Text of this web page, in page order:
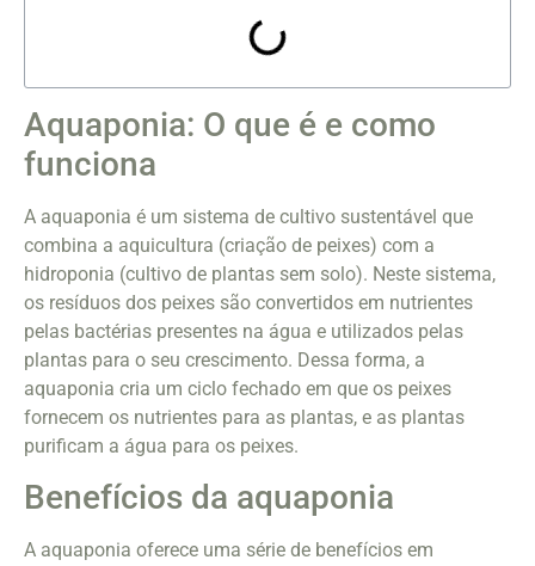
Aquaponia: O que é e como
funciona
A aquaponia é um sistema de cultivo sustentável que
combina a aquicultura (criação de peixes) com a
hidroponia (cultivo de plantas sem solo). Neste sistema,
os resíduos dos peixes são convertidos em nutrientes
pelas bactérias presentes na água e utilizados pelas
plantas para o seu crescimento. Dessa forma, a
aquaponia cria um ciclo fechado em que os peixes
fornecem os nutrientes para as plantas, e as plantas
purificam a água para os peixes.
Benefícios da aquaponia
A aquaponia oferece uma série de benefícios em